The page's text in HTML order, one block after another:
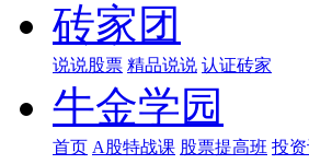
砖家团
说说股票 精品说说 认证砖家
牛金学园
首页 A股特战课 股票提高班 投